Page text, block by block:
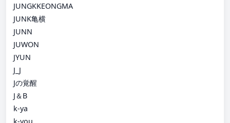
JUNGKKEONGMA
JUNK亀横
JUNN
JUWON
JYUN
J_J
Jの覚醒
J＆B
k-ya